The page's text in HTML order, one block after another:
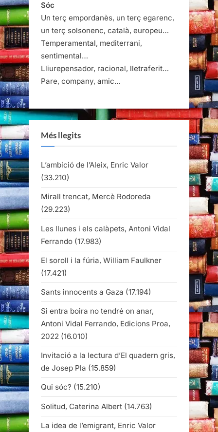
Sóc
Un terç empordanès, un terç egarenc,
un terç solsonenc, català, europeu…
Temperamental, mediterrani,
sentimental…
Lliurepensador, racional, lletraferit…
Pare, company, amic…
Més llegits
L’ambició de l’Aleix, Enric Valor
(33.210)
Mirall trencat, Mercè Rodoreda
(29.223)
Les llunes i els calàpets, Antoni Vidal
Ferrando (17.983)
El soroll i la fúria, William Faulkner
(17.421)
Sants innocents a Gaza (17.194)
Si entra boira no tendré on anar,
Antoni Vidal Ferrando, Edicions Proa,
2022 (16.010)
Invitació a la lectura d’El quadern gris,
de Josep Pla (15.859)
Qui sóc? (15.210)
Solitud, Caterina Albert (14.763)
La idea de l’emigrant, Enric Valor